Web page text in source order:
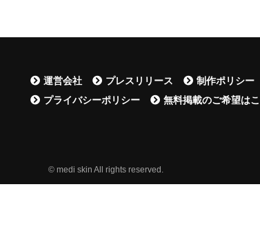
運営会社 プレスリリース 制作ポリシー
プライバシーポリシー
無料掲載のご希望は
© medi skin All rights reserved.